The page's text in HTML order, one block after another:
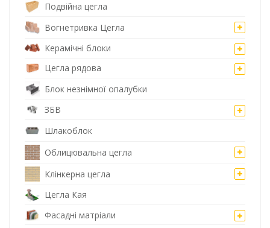
Подвійна цегла
Вогнетривка Цегла
Керамічні блоки
Цегла рядова
Блок незнімної опалубки
ЗБВ
Шлакоблок
Облицювальна цегла
Клінкерна цегла
Цегла Кая
Фасадні матріали